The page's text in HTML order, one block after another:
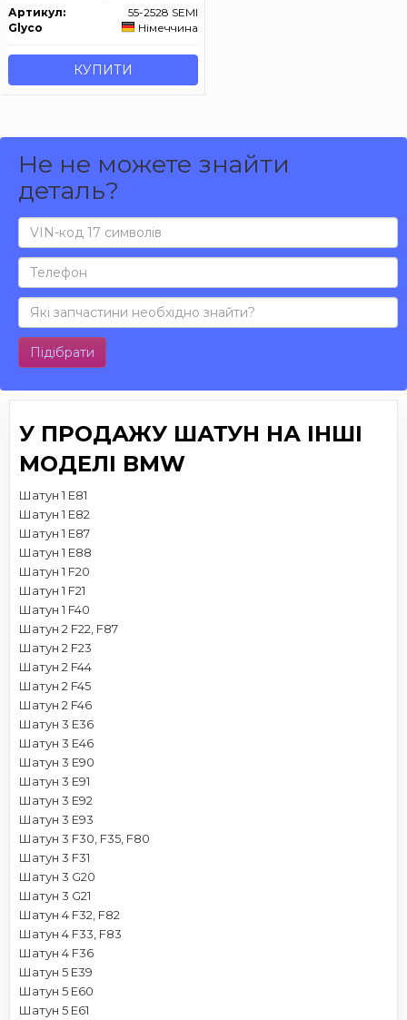
Артикул:
55-2528 SEMI
Glyco
Німеччина
КУПИТИ
Не не можете знайти
деталь?
Підібрати
У ПРОДАЖУ ШАТУН НА ІНШІ
МОДЕЛІ BMW
Шатун 1 E81
Шатун 1 E82
Шатун 1 E87
Шатун 1 E88
Шатун 1 F20
Шатун 1 F21
Шатун 1 F40
Шатун 2 F22, F87
Шатун 2 F23
Шатун 2 F44
Шатун 2 F45
Шатун 2 F46
Шатун 3 E36
Шатун 3 E46
Шатун 3 E90
Шатун 3 E91
Шатун 3 E92
Шатун 3 E93
Шатун 3 F30, F35, F80
Шатун 3 F31
Шатун 3 G20
Шатун 3 G21
Шатун 4 F32, F82
Шатун 4 F33, F83
Шатун 4 F36
Шатун 5 E39
Шатун 5 E60
Шатун 5 E61